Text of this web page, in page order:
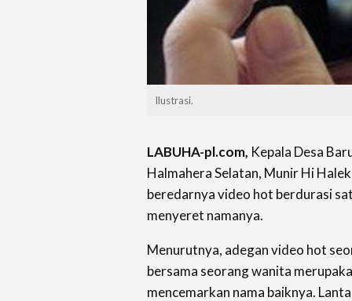
Ilustrasi.
LABUHA-pl.com, Kepala Desa
Halmahera Selatan, Munir Hi
beredarnya video hot berdurasi
menyeret namanya.
Menurutnya, adegan video hot
bersama seorang wanita
mencemarkan nama baiknya.